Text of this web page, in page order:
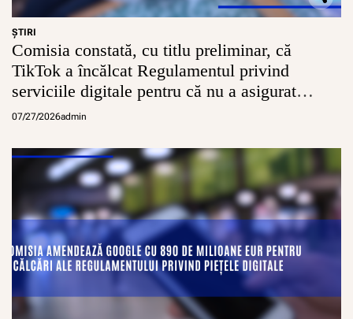
ŞTIRI
Comisia constată, cu titlu preliminar, că
TikTok a încălcat Regulamentul privind
serviciile digitale pentru că nu a asigurat
conturi sigure pentru minori
07/27/2026admin